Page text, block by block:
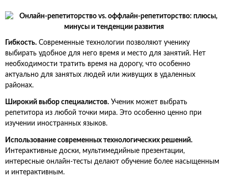
Гибкость. Современные технологии позволяют ученику
выбирать удобное для него время и место для занятий. Нет
необходимости тратить время на дорогу, что особенно
актуально для занятых людей или живущих в удаленных
районах.
Широкий выбор специалистов. Ученик может выбрать
репетитора из любой точки мира. Это особенно ценно при
изучении иностранных языков.
Использование современных технологических решений.
Интерактивные доски, мультимедийные презентации,
интересные онлайн-тесты делают обучение более насыщенным
и интерактивным.